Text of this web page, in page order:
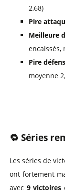
2,68)
Pire
Meilleure
encaissés,
Pire
moyenne
🔁 Séries
Les séries de
ont fortement
avec 9 victoires